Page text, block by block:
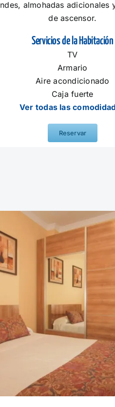
almohadas adicionales
de ascensor.
Servicios de la Habitación
TV
Armario
Aire acondicionado
Caja fuerte
Ver todas las
Reservar